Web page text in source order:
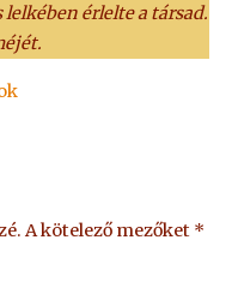
érlelte a társad.
A kötelező mezőket *